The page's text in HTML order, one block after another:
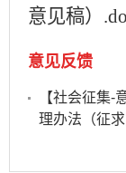
意见稿）
意见反馈
【社会征集-
理办法（征